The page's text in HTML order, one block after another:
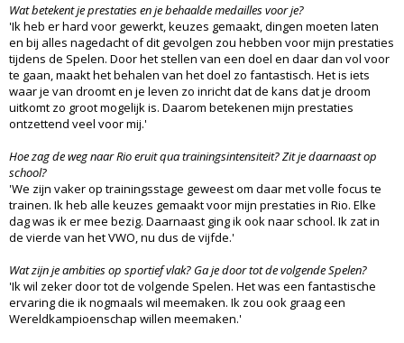
Wat betekent je prestaties en je behaalde medailles voor je?
'Ik heb er hard voor gewerkt, keuzes gemaakt, dingen moeten laten
en bij alles nagedacht of dit gevolgen zou hebben voor mijn prestaties
tijdens de Spelen. Door het stellen van een doel en daar dan vol voor
te gaan, maakt het behalen van het doel zo fantastisch. Het is iets
waar je van droomt en je leven zo inricht dat de kans dat je droom
uitkomt zo groot mogelijk is. Daarom betekenen mijn prestaties
ontzettend veel voor mij.'
Hoe zag de weg naar Rio eruit qua trainingsintensiteit? Zit je daarnaast op
school?
'We zijn vaker op trainingsstage geweest om daar met volle focus te
trainen. Ik heb alle keuzes gemaakt voor mijn prestaties in Rio. Elke
dag was ik er mee bezig. Daarnaast ging ik ook naar school. Ik zat in
de vierde van het VWO, nu dus de vijfde.'
Wat zijn je ambities op sportief vlak? Ga je door tot de volgende Spelen?
'Ik wil zeker door tot de volgende Spelen. Het was een fantastische
ervaring die ik nogmaals wil meemaken. Ik zou ook graag een
Wereldkampioenschap willen meemaken.'